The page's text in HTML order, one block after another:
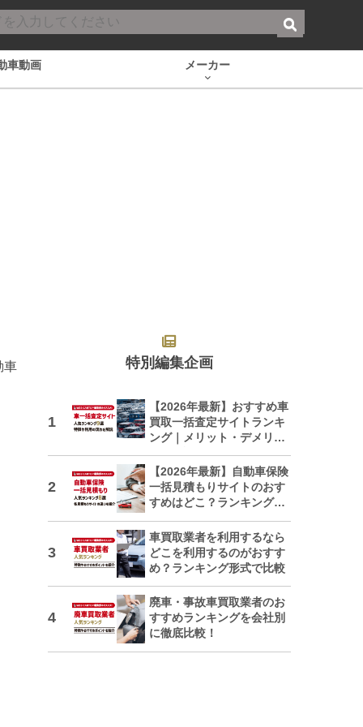
車動画 メーカー
車 特別編集企画
【2026年最新】おすすめ車
買取一括査定サイトランキ
ング｜メリット・デメリッ
トも解説
【2026年最新】自動車保険
一括見積もりサイトのおす
すめはどこ？ランキングで
車買取業者を利用するなら
どこを利用するのがおすす
め？ランキング形式で比較
廃車・事故車買取業者のお
すすめランキングを会社別
に徹底比較！